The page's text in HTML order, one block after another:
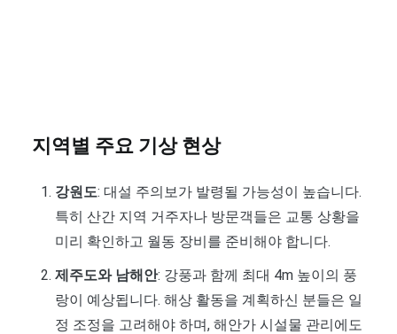
지역별 주요 기상 현상
강원도: 대설 주의보가 발령될 가능성이 높습니다.
특히 산간 지역 거주자나 방문객들은 교통 상황을
미리 확인하고 월동 장비를 준비해야 합니다.
제주도와 남해안: 강풍과 함께 최대 4m 높이의 풍
랑이 예상됩니다. 해상 활동을 계획하신 분들은 일
정 조정을 고려해야 하며, 해안가 시설물 관리에도